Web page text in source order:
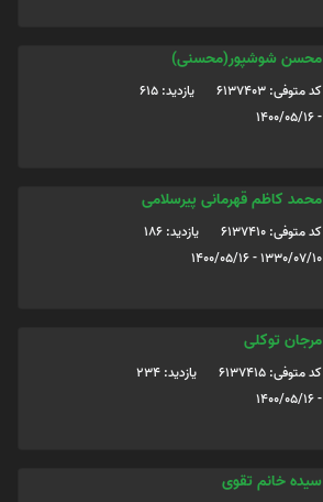
محسن شوشپور(محسنی)
کد متوفی: 6137403
یازدید: 615
- 1400/05/16
محمد کاظم قهرمانی پیرسلامی
کد متوفی: 6137410
یازدید: 186
1330/07/10 - 1400/05/16
مرجان توکلی
کد متوفی: 6137415
یازدید: 234
- 1400/05/16
سیده خانم تقوی